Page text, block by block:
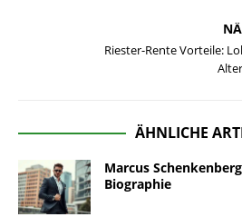
Riester-Rente Vorteile:
ÄHNLICHE
Marcus
Biographie